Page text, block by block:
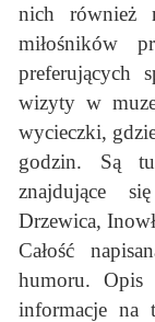
nich również
miłośników
preferujących
wizyty w
wycieczki,
godzin. Są tu
znajdujące
Drzewica,
Całość
humoru. Opis
informacje na